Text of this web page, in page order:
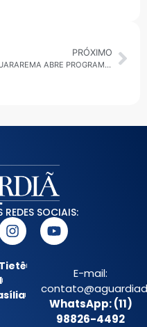
PRÓXIMO
GUARAREMA ABRE PROGRAMAÇÃO DE ANIVERSÁRIO COM 5º FESTIVAL DE FLORES E LICORES
REDES SOCIAIS:
E-mail:
WhatsApp: (11)
98826-4492